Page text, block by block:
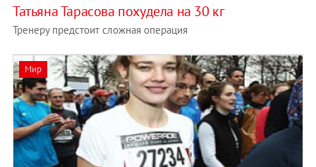
Татьяна Тарасова похудела на 30 кг
Тренеру предстоит сложная операция
Мир